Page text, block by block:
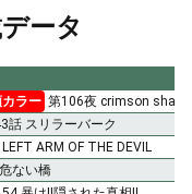
ータ
ラー 第106夜 crimson shake
話 スリラーバーク
ARM OF THE DEVIL
ない橋